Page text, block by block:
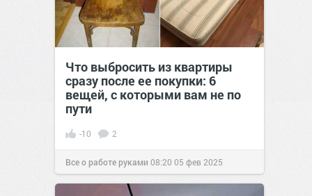
Что выбросить из квартиры
сразу после ее покупки: 6
вещей, с которыми вам не по
пути
-10 2
Все о работе руками 08:20 05 фев 2025